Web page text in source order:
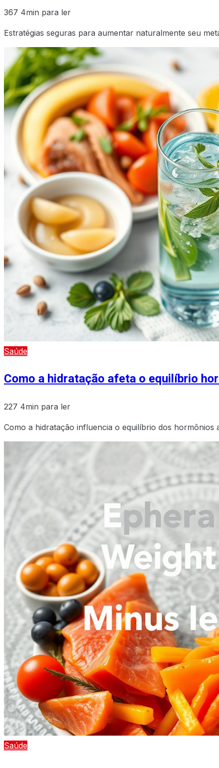
367 4min para ler
Estratégias seguras para aumentar naturalmente seu
Saúde
Como a hidratação afeta o equilíbrio
227 4min para ler
Como a hidratação influencia o equilíbrio dos
Saúde